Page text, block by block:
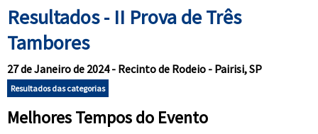
Resultados - II Prova de Três
Tambores
27 de Janeiro de 2024 - Recinto de Rodeio - Pairisi, SP
Resultados das categorias
Melhores Tempos do Evento